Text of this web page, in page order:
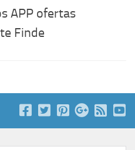
APP ofertas
Finde